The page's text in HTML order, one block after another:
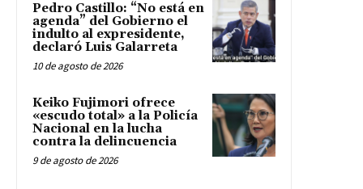
Pedro Castillo: “No está en
agenda” del Gobierno el
indulto al expresidente,
declaró Luis Galarreta
10 de agosto de 2026
Keiko Fujimori ofrece
«escudo total» a la Policía
Nacional en la lucha
contra la delincuencia
9 de agosto de 2026